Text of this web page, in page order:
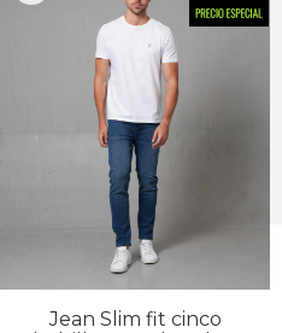
Jean Slim fit cinco